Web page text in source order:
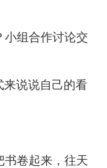
组合作讨论交
说说自己的看
卷起来，往天